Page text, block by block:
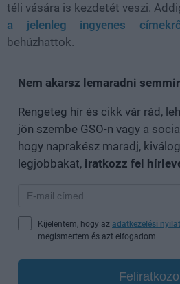
téli vására is kezdetét veszi.
a jelenleg ingyenes
behúzhattok.
Nem akarsz lemaradni
Rengeteg hír és cikk vár rád,
jön szembe GSO-n vagy a
hogy naprakész maradj,
legjobbakat, iratkozz fel
Kijelentem, hogy az adatkezelési
megismertem és azt elfogadom.